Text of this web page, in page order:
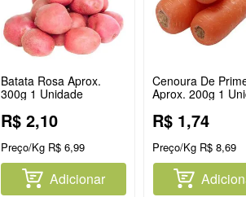
Batata Rosa Aprox.
300g 1 Unidade
R$ 2,10
Preço/Kg R$ 6,99
Adicionar
Cenoura De
Aprox. 200g 1
R$ 1,74
Preço/Kg R$ 8,69